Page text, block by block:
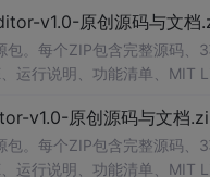
v1.0-原创源码与文档
。每个ZIP包含完整源码
运行说明、功能清单、MIT
限素材。适合前端开发、
v1.0-原创源码与文档
。每个ZIP包含完整源码
运行说明、功能清单、MIT